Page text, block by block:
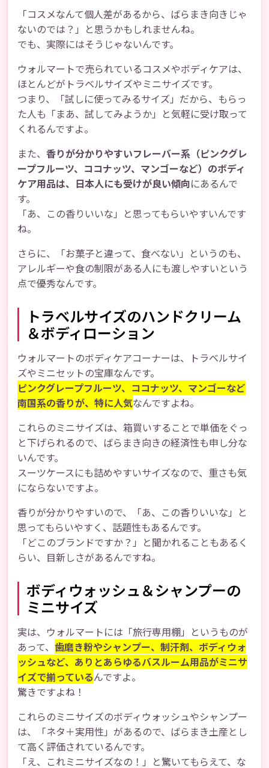
「コスメなんて個人差があるから、ばらまき向きじゃ
ないのでは？」と思うかもしれませんね。
でも、実際にはそうじゃないんです。
ウォルマートで売られているコスメやボディケアは、
ほとんどがトラベルサイズやミニサイズです。
つまり、「試しに使ってみるサイズ」だから、もらっ
た人も「まあ、試してみようか」と気軽に受け取って
くれるんですよ。
また、 香りが分かりやすいフレーバー系（ピンクグレ
ープフルーツ、ココナッツ、マンゴーなど）のボディ
ケア用品は、日本人にも受けが良い傾向にあるんで
す。
「あ、この香りいいな」と思ってもらいやすいんです
ね。
さらに、「お菓子と違って、食べない」というのも、
アレルギーや食の制限がある人にも渡しやすいという
点で優秀なんです。
トラベルサイズのハンドクリーム
＆ボディローション
ウォルマートのボディケアコーナーは、トラベルサイ
ズやミニセットの宝庫なんです。
ピンクグレープフルーツ、ココナッツ、マンゴーなど
南国系の香りが、特に人気なんですよね。
これらのミニサイズは、箱買いすることで単価をぐっ
と下げられるので、ばらまき向きの経済性も申し分な
いんです。
スーツケースにも詰めやすいサイズなので、重さも気
にならないですよ。
香りが分かりやすいので、「あ、この香りいいな」と
思ってもらいやすく、話題性もあるんです。
「どこのブランドですか？」と聞かれることもあるく
らい、目新しさがあるんですね。
ボディウォッシュ＆シャンプーの
ミニサイズ
実は、ウォルマートには「旅行専用棚」というものが
あって、 歯磨き粉やシャンプー、制汗剤、ボディウォ
ッシュなど、ありとあらゆるバスルーム用品がミニサ
イズで揃っているんですよ。
驚きですよね！
これらのミニサイズのボディウォッシュやシャンプー
は、「ネタ＋実用性」があるので、ばらまき土産とし
て高く評価されているんです。
「え、これミニサイズなの！」と驚いてもらえて、な